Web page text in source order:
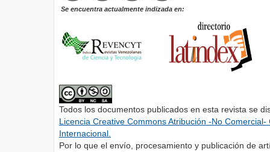
Se encuentra actualmente indizada en:
Todos los documentos publicados en esta revista se
Licencia Creative Commons Atribución -No
Internacional.
Por lo que el envío, procesamiento y publicación de